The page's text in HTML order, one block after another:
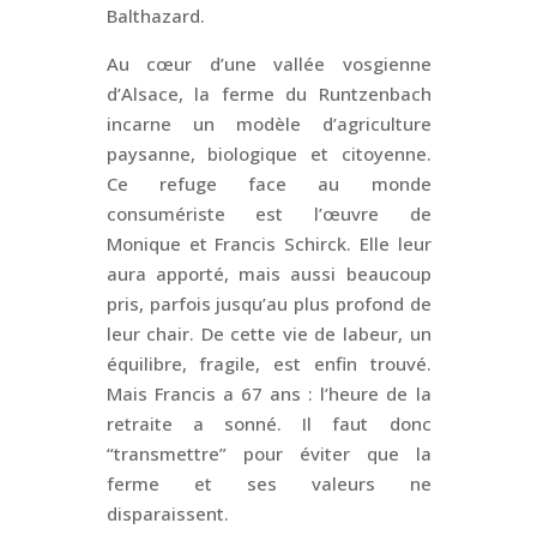
Balthazard.
Au cœur d’une vallée vosgienne
d’Alsace, la ferme du Runtzenbach
incarne un modèle d’agriculture
paysanne, biologique et citoyenne.
Ce refuge face au monde
consumériste est l’œuvre de
Monique et Francis Schirck. Elle leur
aura apporté, mais aussi beaucoup
pris, parfois jusqu’au plus profond de
leur chair. De cette vie de labeur, un
équilibre, fragile, est enfin trouvé.
Mais Francis a 67 ans : l’heure de la
retraite a sonné. Il faut donc
“transmettre” pour éviter que la
ferme et ses valeurs ne
disparaissent.